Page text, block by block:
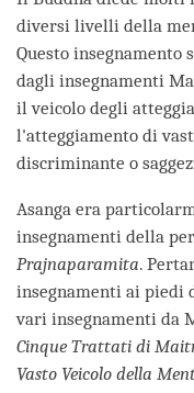
diversi livelli della
Questo insegnamento
dagli insegnamenti
il veicolo degli
l'atteggiamento di
discriminante o
Asanga era
insegnamenti della
Prajnaparamita.
insegnamenti ai piedi
vari insegnamenti da
Cinque Trattati di
Vasto Veicolo della